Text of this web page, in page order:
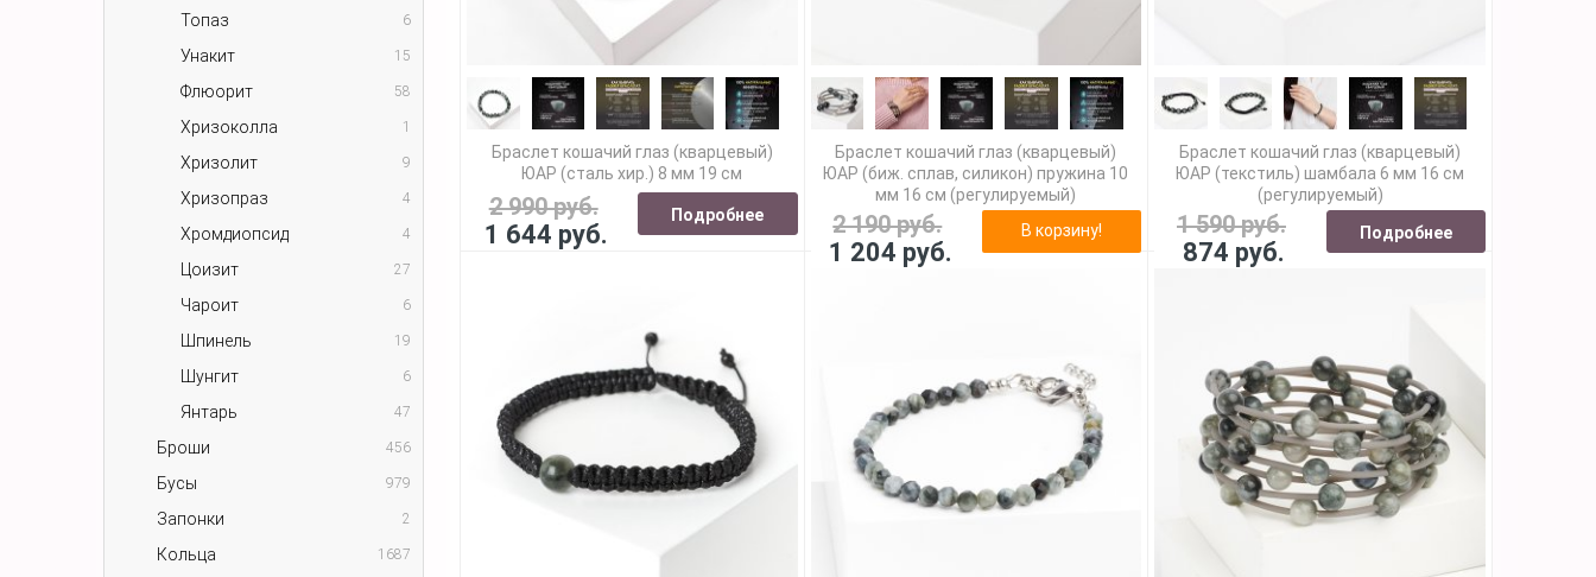
Топаз 6
Унакит 15
Флюорит 58
Хризоколла 1
Хризолит 9
Хризопраз 4
Хромдиопсид 4
Цоизит 27
Чароит 6
Шпинель 19
Шунгит 6
Янтарь 47
Броши 456
Бусы 979
Запонки 2
Кольца 1687
Браслет кошачий глаз (кварцевый)
ЮАР (сталь хир.) 8 мм 19 см
2 990 руб.
1 644 руб.
Подробнее
Браслет кошачий глаз (кварцевый)
ЮАР (биж. сплав, силикон) пружина 10
мм 16 см (регулируемый)
2 190 руб.
1 204 руб.
В корзину!
Браслет кошачий глаз (кварцевый)
ЮАР (текстиль) шамбала 6 мм 16 см
(регулируемый)
1 590 руб.
874 руб.
Подробнее